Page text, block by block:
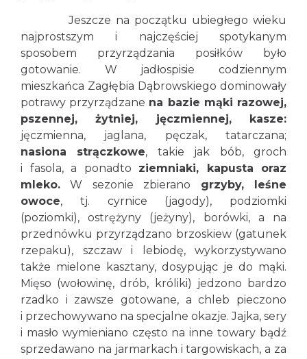
Jeszcze na początku ubiegłego wieku
najprostszym i najczęściej spotykanym
sposobem przyrządzania posiłków było
gotowanie. W jadłospisie codziennym
mieszkańca Zagłębia Dąbrowskiego dominowały
potrawy przyrządzane na bazie mąki razowej,
pszennej, żytniej, jęczmiennej, kasze:
jęczmienna, jaglana, pęczak, tatarczana;
nasiona strączkowe, takie jak bób, groch
i fasola, a ponadto ziemniaki, kapusta oraz
mleko. W sezonie zbierano grzyby, leśne
owoce, tj. cyrnice (jagody), podziomki
(poziomki), ostrężyny (jeżyny), borówki, a na
przednówku przyrządzano brzoskiew (gatunek
rzepaku), szczaw i lebiodę, wykorzystywano
także mielone kasztany, dosypując je do mąki.
Mięso (wołowinę, drób, króliki) jedzono bardzo
rzadko i zawsze gotowane, a chleb pieczono
i przechowywano na specjalne okazje. Jajka, sery
i masło wymieniano często na inne towary bądź
sprzedawano na jarmarkach i targowiskach, a za